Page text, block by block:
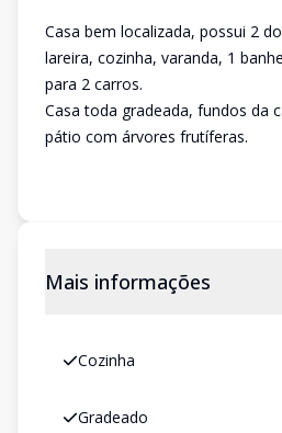
Casa bem localizada, possui 2
lareira, cozinha, varanda, 1
para 2 carros.
Casa toda gradeada, fundos da
pátio com árvores frutíferas.
Mais informações
Cozinha
Gradeado